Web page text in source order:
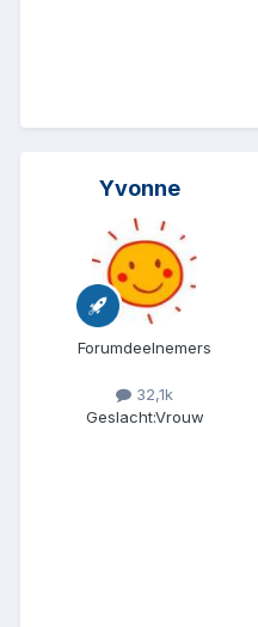
Yvonne
Forumdeelnemers
32,1k
Geslacht:Vrouw